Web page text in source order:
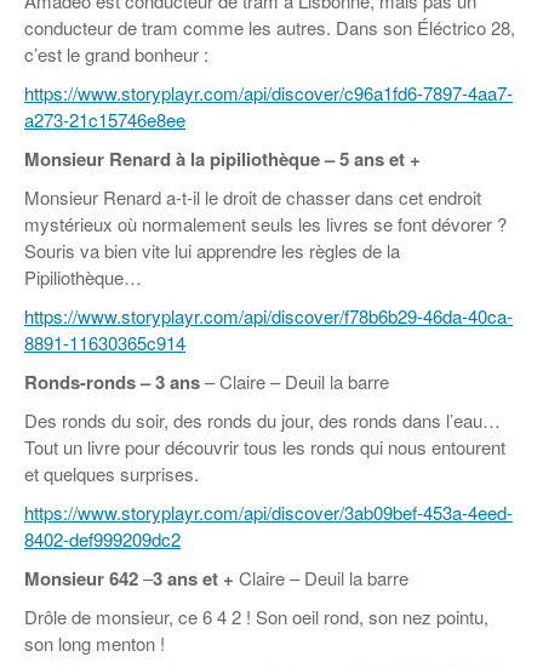
conducteur de tram comme les autres. Dans son Éléctrico 28,
c’est le grand bonheur :
https://www.storyplayr.com/api/discover/c96a1fd6-7897-4aa7-
a273-21c15746e8ee
Monsieur Renard à la pipiliothèque– 5 ans et +
Monsieur Renard a-t-il le droit de chasser dans cet endroit
mystérieux où normalement seuls les livres se font dévorer ?
Souris va bien vite lui apprendre les règles de la
Pipiliothèque…
https://www.storyplayr.com/api/discover/f78b6b29-46da-40ca-
8891-11630365c914
Ronds-ronds–3 ans– Claire – Deuil la barre
Des ronds du soir, des ronds du jour, des ronds dans l’eau…
Tout un livre pour découvrir tous les ronds qui nous entourent
et quelques surprises.
https://www.storyplayr.com/api/discover/3ab09bef-453a-4eed-
8402-def999209dc2
Monsieur 642–3 ans et + Claire – Deuil la barre
Drôle de monsieur, ce 6 4 2 ! Son oeil rond, son nez pointu,
son long menton !